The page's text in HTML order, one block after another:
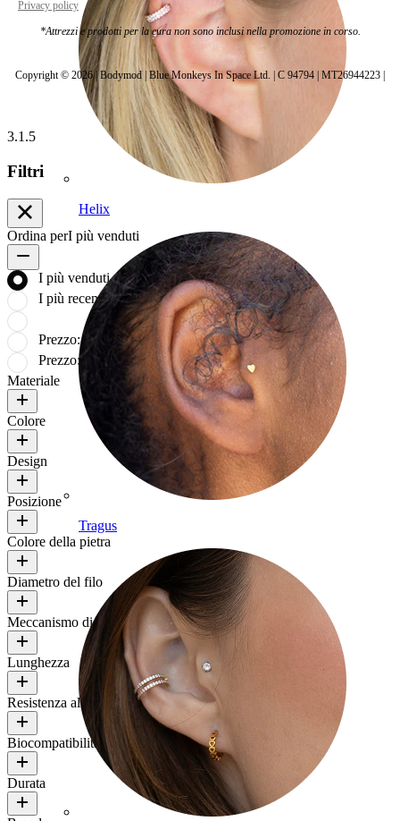
Helix
Tragus
Privacy policy Cookie settings
*Attrezzi e prodotti per la cura non sono inclusi nella promozione in corso.
Copyright © 2026 | Bodymod | Blue Monkeys In Space Ltd. | C 94794 | MT26944223 |
3.1.5
Filtri
Ordina perI più venduti
I più venduti
I più recenti
Prezzo: crescente
Prezzo: decrescente
Materiale
Colore
Design
Posizione
Colore della pietra
Diametro del filo
Meccanismo di chiusura
Lunghezza
Resistenza all'acqua
Biocompatibilità
Durata